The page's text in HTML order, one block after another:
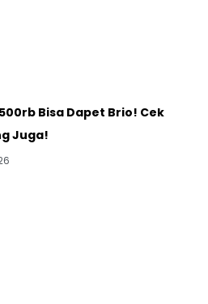
Bisa Dapet Brio! Cek
Juga!